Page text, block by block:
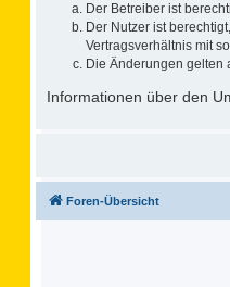
Der Betreiber ist
Der Nutzer ist
Vertragsverhältnis mit
Die Änderungen gelten
Informationen über den
Foren-Übersicht